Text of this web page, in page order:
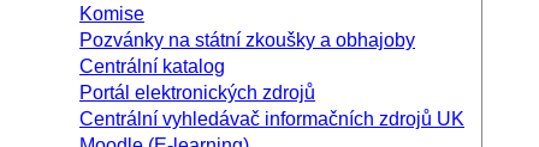
Komise
Pozvánky na státní zkoušky a obhajoby
Centrální katalog
Portál elektronických zdrojů
Centrální vyhledávač informačních zdrojů UK